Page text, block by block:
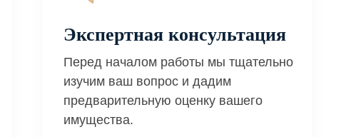
Экспертная консультация
Перед началом работы мы тщательно
изучим ваш вопрос и дадим
предварительную оценку вашего
имущества.